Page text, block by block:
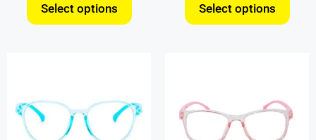
Select options Select options